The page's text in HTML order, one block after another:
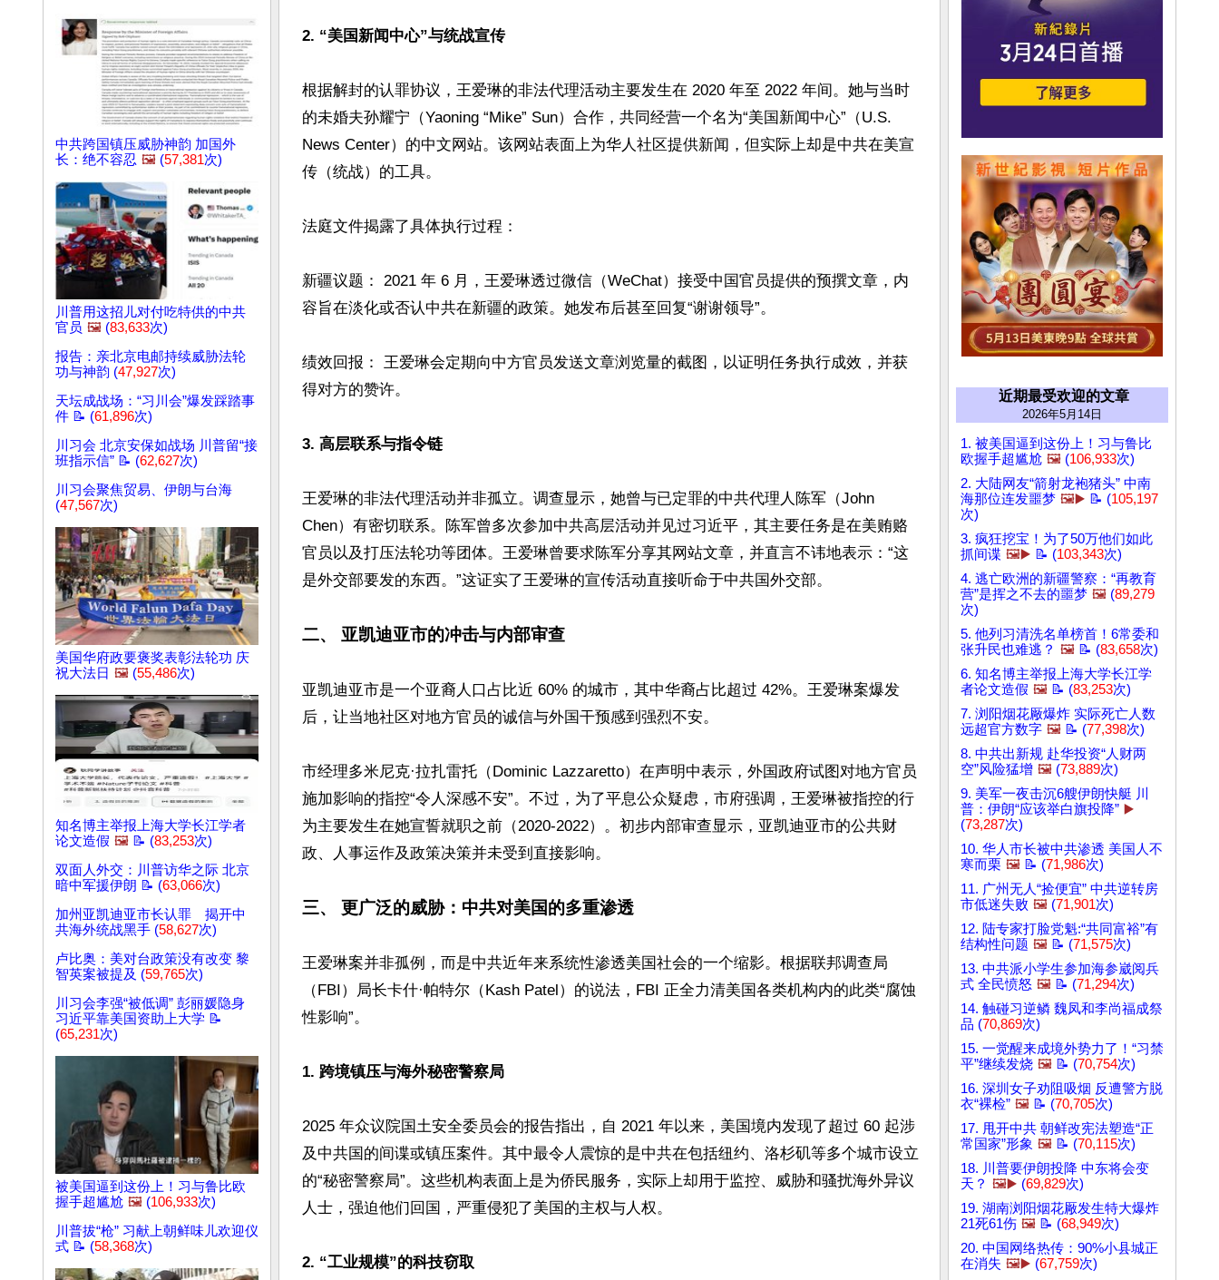
中共跨国镇压威胁神韵 加国外
长：绝不容忍 🖼️ (57,381次)
川普用这招儿对付吃特供的中共
官员 🖼️ (83,633次)
报告：亲北京电邮持续威胁法轮
功与神韵 (47,927次)
天坛成战场：“习川会”爆发踩踏事
件 📝 (61,896次)
川习会 北京安保如战场 川普留“接
班指示信” 📝 (62,627次)
川习会聚焦贸易、伊朗与台海
(47,567次)
美国华府政要褒奖表彰法轮功 庆
祝大法日 🖼️ (55,486次)
知名博主举报上海大学长江学者
论文造假 🖼️ 📝 (83,253次)
双面人外交：川普访华之际 北京
暗中军援伊朗 📝 (63,066次)
加州亚凯迪亚市长认罪 揭开中
共海外统战黑手 (58,627次)
卢比奥：美对台政策没有改变 黎
智英案被提及 (59,765次)
川习会李强“被低调” 彭丽媛隐身
习近平靠美国资助上大学 📝
(65,231次)
被美国逼到这份上！习与鲁比欧
握手超尴尬 🖼️ (106,933次)
川普拔“枪” 习献上朝鲜味儿欢迎仪
式 📝 (58,368次)
2. “美国新闻中心”与统战宣传
根据解封的认罪协议，王爱琳的非法代理活动主要发生在 2020 年至 2022 年间。她与当时
的未婚夫孙耀宁（Yaoning “Mike” Sun）合作，共同经营一个名为“美国新闻中心”（U.S.
News Center）的中文网站。该网站表面上为华人社区提供新闻，但实际上却是中共在美宣
传（统战）的工具。
法庭文件揭露了具体执行过程：
新疆议题： 2021 年 6 月，王爱琳透过微信（WeChat）接受中国官员提供的预撰文章，内
容旨在淡化或否认中共在新疆的政策。她发布后甚至回复“谢谢领导”。
绩效回报： 王爱琳会定期向中方官员发送文章浏览量的截图，以证明任务执行成效，并获
得对方的赞许。
3. 高层联系与指令链
王爱琳的非法代理活动并非孤立。调查显示，她曾与已定罪的中共代理人陈军（John
Chen）有密切联系。陈军曾多次参加中共高层活动并见过习近平，其主要任务是在美贿赂
官员以及打压法轮功等团体。王爱琳曾要求陈军分享其网站文章，并直言不讳地表示：“这
是外交部要发的东西。”这证实了王爱琳的宣传活动直接听命于中共国外交部。
二、 亚凯迪亚市的冲击与内部审查
亚凯迪亚市是一个亚裔人口占比近 60% 的城市，其中华裔占比超过 42%。王爱琳案爆发
后，让当地社区对地方官员的诚信与外国干预感到强烈不安。
市经理多米尼克·拉扎雷托（Dominic Lazzaretto）在声明中表示，外国政府试图对地方官员
施加影响的指控“令人深感不安”。不过，为了平息公众疑虑，市府强调，王爱琳被指控的行
为主要发生在她宣誓就职之前（2020-2022）。初步内部审查显示，亚凯迪亚市的公共财
政、人事运作及政策决策并未受到直接影响。
三、 更广泛的威胁：中共对美国的多重渗透
王爱琳案并非孤例，而是中共近年来系统性渗透美国社会的一个缩影。根据联邦调查局
（FBI）局长卡什·帕特尔（Kash Patel）的说法，FBI 正全力清美国各类机构内的此类“腐蚀
性影响”。
1. 跨境镇压与海外秘密警察局
2025 年众议院国土安全委员会的报告指出，自 2021 年以来，美国境内发现了超过 60 起涉
及中共国的间谍或镇压案件。其中最令人震惊的是中共在包括纽约、洛杉矶等多个城市设立
的“秘密警察局”。这些机构表面上是为侨民服务，实际上却用于监控、威胁和骚扰海外异议
人士，强迫他们回国，严重侵犯了美国的主权与人权。
2. “工业规模”的科技窃取
近期最受欢迎的文章
2026年5月14日
1. 被美国逼到这份上！习与鲁比
欧握手超尴尬 🖼️ (106,933次)
2. 大陆网友“箭射龙袍猪头” 中南
海那位连发噩梦 🖼️▶️ 📝 (105,197
次)
3. 疯狂挖宝！为了50万他们如此
抓间谍 🖼️▶️ 📝 (103,343次)
4. 逃亡欧洲的新疆警察：“再教育
营”是挥之不去的噩梦 🖼️ (89,279
次)
5. 他列习清洗名单榜首！6常委和
张升民也难逃？ 🖼️ 📝 (83,658次)
6. 知名博主举报上海大学长江学
者论文造假 🖼️ 📝 (83,253次)
7. 浏阳烟花厰爆炸 实际死亡人数
远超官方数字 🖼️ 📝 (77,398次)
8. 中共出新规 赴华投资“人财两
空”风险猛增 🖼️ (73,889次)
9. 美军一夜击沉6艘伊朗快艇 川
普：伊朗“应该举白旗投降” ▶️
(73,287次)
10. 华人市长被中共渗透 美国人不
寒而栗 🖼️ 📝 (71,986次)
11. 广州无人“捡便宜” 中共逆转房
市低迷失败 🖼️ (71,901次)
12. 陆专家打脸党魁:“共同富裕”有
结构性问题 🖼️ 📝 (71,575次)
13. 中共派小学生参加海参崴阅兵
式 全民愤怒 🖼️ 📝 (71,294次)
14. 触碰习逆鳞 魏凤和李尚福成祭
品 (70,869次)
15. 一觉醒来成境外势力了！“习禁
平”继续发烧 🖼️ 📝 (70,754次)
16. 深圳女子劝阻吸烟 反遭警方脱
衣“裸检” 🖼️ 📝 (70,705次)
17. 甩开中共 朝鲜改宪法塑造“正
常国家”形象 🖼️ 📝 (70,115次)
18. 川普要伊朗投降 中东将会变
天？ 🖼️▶️ (69,829次)
19. 湖南浏阳烟花厰发生特大爆炸
21死61伤 🖼️ 📝 (68,949次)
20. 中国网络热传：90%小县城正
在消失 🖼️▶️ (67,759次)